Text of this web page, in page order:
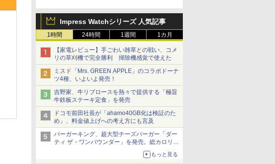
Impress Watchシリーズ 人気記事
1時間 24時間 1週間 1カ月
【家電レビュー】手ごわい雑草との戦い、コメ
リの草刈機で完全勝利 掃除機感覚で使えた
ミスド「Mrs. GREEN APPLE」のコラボドーナ
ツ4種、いよいよ発売！
吉野家、牛リブロースを熱々で提供する「極旨
牛鉄板ステーキ定食」を発売
ドコモ前田社長が「ahamo40GB化は検証のた
め」、料金値上げへの考え方にも言及
バーガーキング、超大型チーズバーガー「ダー
ティ ザ・ワンパウンダー」を発売。総カロリー
もっと見る